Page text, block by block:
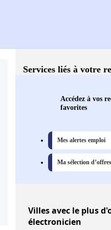
Services liés à votre
Accédez à vos
favorites
Mes alertes emploi
Ma sélection d’offres
Villesavec le plus
électronicien